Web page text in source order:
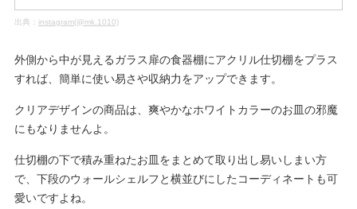
出典： instagram(@mk.1010)
外側から中が見えるガラス扉の食器棚にアクリル仕切棚をプラス
すれば、簡単に使い易さや収納力をアップできます。
クリアデザインの商品は、爽やかなホワイトカラーのお皿の邪魔
にもなりませんよ。
仕切棚の下で積み重ねたお皿をまとめて取り出し易いしまい方
で、下段のウォールシェルフと横並びにしたコーディネートも可
愛いですよね。